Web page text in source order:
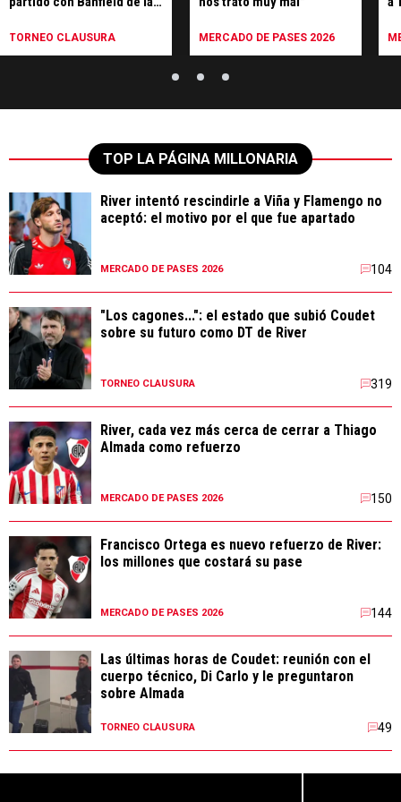
TORNEO CLAUSURA MERCADO DE PASES 2026
TOP LA PÁGINA MILLONARIA
River intentó rescindirle a Viña y Flamengo no
aceptó: el motivo por el que fue apartado
MERCADO DE PASES 2026 104
"Los cagones...": el estado que subió Coudet
sobre su futuro como DT de River
TORNEO CLAUSURA 319
River, cada vez más cerca de cerrar a Thiago
Almada como refuerzo
MERCADO DE PASES 2026 150
Francisco Ortega es nuevo refuerzo de River:
los millones que costará su pase
MERCADO DE PASES 2026 144
Las últimas horas de Coudet: reunión con el
cuerpo técnico, Di Carlo y le preguntaron
sobre Almada
TORNEO CLAUSURA 49